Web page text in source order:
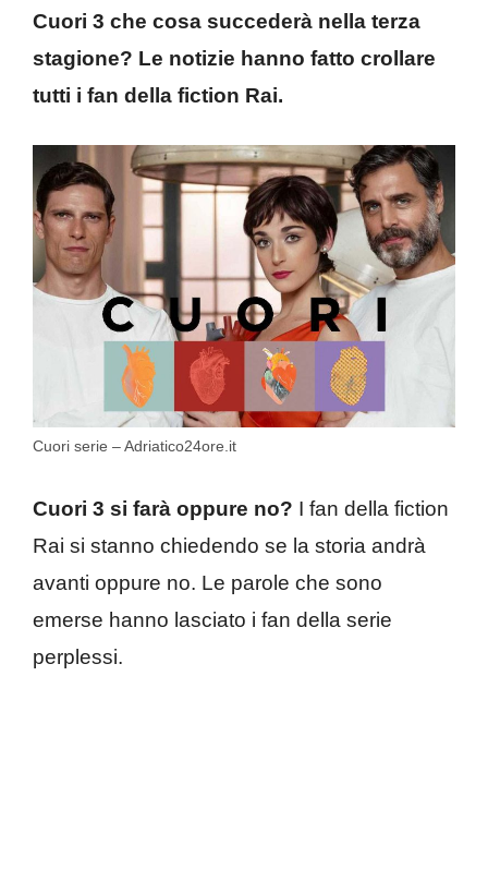
Cuori 3 che cosa succederà nella terza
stagione? Le notizie hanno fatto crollare
tutti i fan della fiction Rai.
Cuori serie – Adriatico24ore.it
Cuori 3 si farà oppure no? I fan della fiction
Rai si stanno chiedendo se la storia andrà
avanti oppure no. Le parole che sono
emerse hanno lasciato i fan della serie
perplessi.